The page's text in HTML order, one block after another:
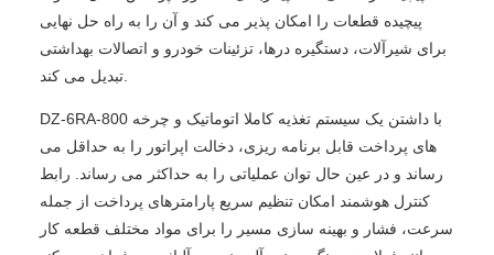
پیچیده قطعات را امکان پذیر می کند و آن را به راه حل نهایی
برای شیرآلات، دستگیره درها، تزئینات خودرو و اتصالات بهداشتی
DZ-6RA-800 با داشتن یک سیستم تغذیه کاملا اتوماتیک و چرخه
های پرداخت قابل برنامه ریزی، دخالت اپراتور را به حداقل می
رساند و در عین حال توان عملیاتی را به حداکثر می رساند. رابط
کنترل هوشمند امکان تنظیم سریع پارامترهای پرداخت از جمله
سرعت، فشار و بهینه سازی مسیر را برای مواد مختلف قطعه کار